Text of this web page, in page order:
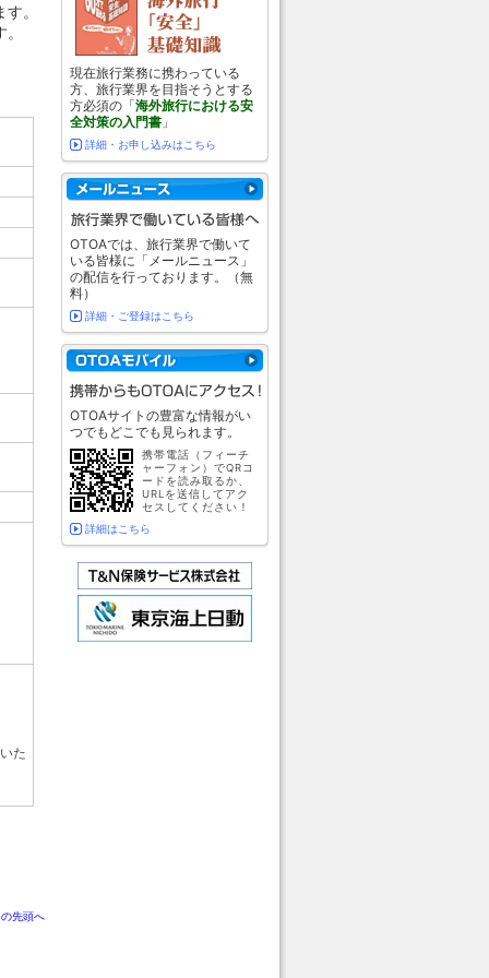
。
た
先頭へ
現在旅行業務に携わっている
方、旅行業界を目指そうとする
方必須の「海外旅行における安
全対策の入門書 」
詳細・お申し込みはこちら
OTOAでは、旅行業界で働いて
いる皆様に「メールニュース」
の配信を行っております。（無
料）
詳細・ご登録はこちら
OTOAサイトの豊富な情報がい
つでもどこでも見られます。
携帯電話（フィーチ
ャーフォン）でQRコ
ードを読み取るか、
URLを送信してアク
セスしてください！
詳細はこちら